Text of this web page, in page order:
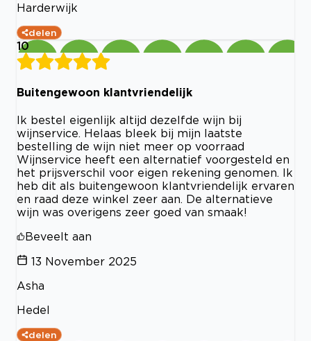
Harderwijk
delen
10
Buitengewoon klantvriendelijk
Ik bestel eigenlijk altijd dezelfde wijn bij
wijnservice. Helaas bleek bij mijn laatste
bestelling de wijn niet meer op voorraad
Wijnservice heeft een alternatief voorgesteld en
het prijsverschil voor eigen rekening genomen. Ik
heb dit als buitengewoon klantvriendelijk ervaren
en raad deze winkel zeer aan. De alternatieve
wijn was overigens zeer goed van smaak!
Beveelt aan
13 November 2025
Asha
Hedel
delen